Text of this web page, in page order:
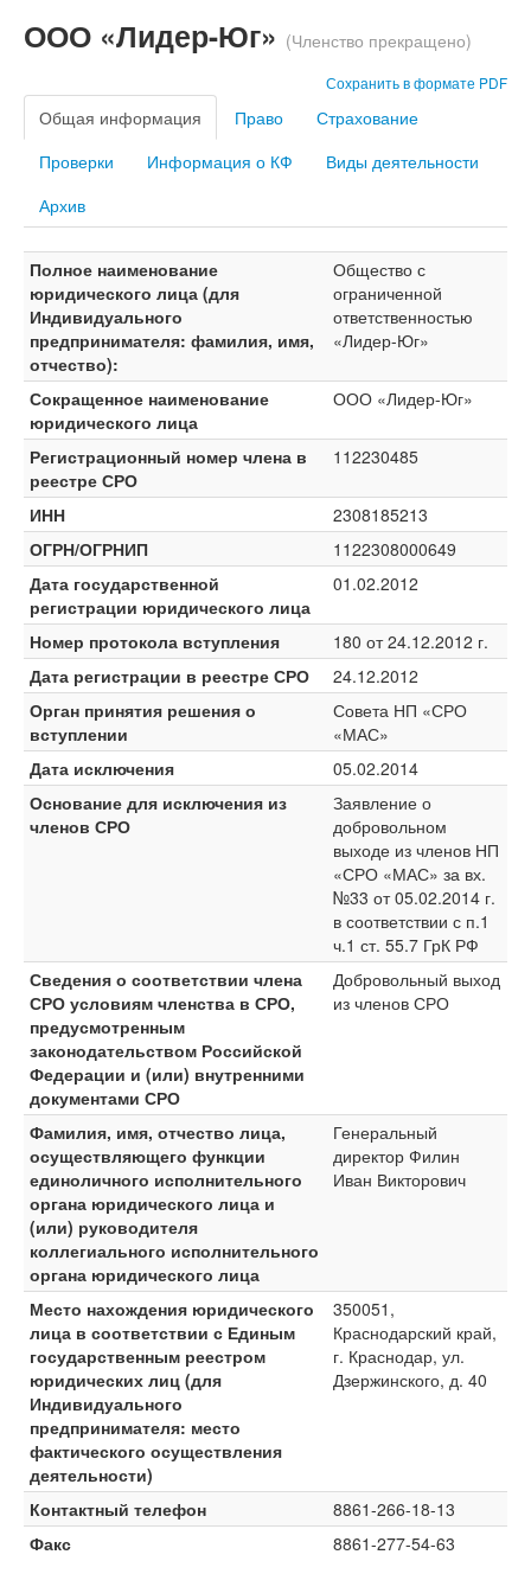
ООО «Лидер-Юг» (Членство прекращено)
Сохранить в формате PDF
Общая информация Право
Страхование
Проверки
Информация о КФ
Виды деятельности
Архив
Полное наименование
юридического лица (для
Индивидуального
предпринимателя: фамилия, имя,
отчество):
Общество с
ограниченной
ответственностью
«Лидер-Юг»
Сокращенное наименование
юридического лица
ООО «Лидер-Юг»
Регистрационный номер члена в
реестре СРО
112230485
ИНН
2308185213
ОГРН/ОГРНИП
1122308000649
Дата государственной
регистрации юридического лица
01.02.2012
Номер протокола вступления
180 от 24.12.2012 г.
Дата регистрации в реестре СРО
24.12.2012
Орган принятия решения о
вступлении
Совета НП «СРО
«МАС»
Дата исключения
05.02.2014
Основание для исключения из
членов СРО
Заявление о
добровольном
выходе из членов НП
«СРО «МАС» за вх.
№33 от 05.02.2014 г.
в соответствии с п.1
ч.1 ст. 55.7 ГрК РФ
Сведения о соответствии члена
СРО условиям членства в СРО,
предусмотренным
законодательством Российской
Федерации и (или) внутренними
документами СРО
Добровольный выход
из членов СРО
Фамилия, имя, отчество лица,
осуществляющего функции
единоличного исполнительного
органа юридического лица и
(или) руководителя
коллегиального исполнительного
органа юридического лица
Генеральный
директор Филин
Иван Викторович
Место нахождения юридического
лица в соответствии с Единым
государственным реестром
юридических лиц (для
Индивидуального
предпринимателя: место
фактического осуществления
деятельности)
350051,
Краснодарский край,
г. Краснодар, ул.
Дзержинского, д. 40
Контактный телефон
8861-266-18-13
Факс
8861-277-54-63